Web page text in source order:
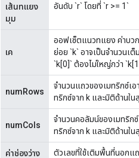
เส้นทแยง
มุม
อันดับ `r` โดยที่ `r >= 1`
เค
ออฟเซ็ตแนวทแยง ค่าบว
ย่อย `k` อาจเป็นจำนวนเ
`k[0]` ต้องไม่ใหญ่กว่า
numRows
จำนวนแถวของเมทริกซ์เ
ทริกซ์จาก k และมิติด้านใ
numCols
จำนวนคอลัมน์ของเมทริก
ทริกซ์จาก k และมิติด้านใ
ค่าช่องว่าง
ตัวเลขที่ใช้เติมพื้นที่นอกแ